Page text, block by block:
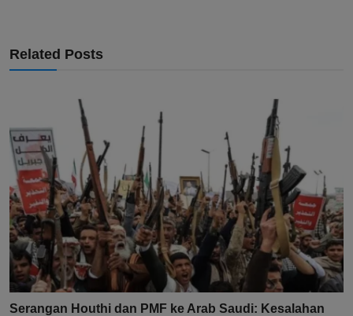
Related Posts
Serangan Houthi dan PMF ke Arab Saudi: Kesalahan